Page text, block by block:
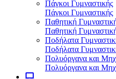
Πάγκοι Γυμναστικής
Πάγκοι Γυμναστικής
Παθητική
Παθητική
Ποδήλατα
Ποδήλατα
Πολυόργανα και
Πολυόργανα και